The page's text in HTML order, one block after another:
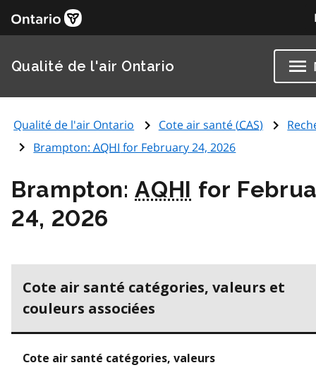
Qualité de l'air Ontario
Qualité de l'air Ontario Cote air santé (CAS)
Brampton:AQHI for February 24, 2026
Brampton:AQHI for
24, 2026
Cote air santé catégories, valeurs et
couleurs associées
Cote air santé catégories, valeurs